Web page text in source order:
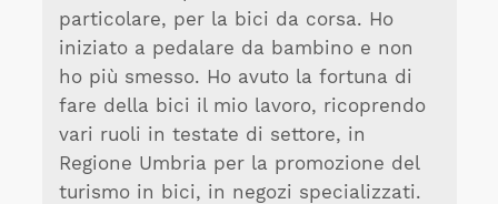
particolare, per la bici da corsa. Ho
iniziato a pedalare da bambino e non
ho più smesso. Ho avuto la fortuna di
fare della bici il mio lavoro, ricoprendo
vari ruoli in testate di settore, in
Regione Umbria per la promozione del
turismo in bici, in negozi specializzati.